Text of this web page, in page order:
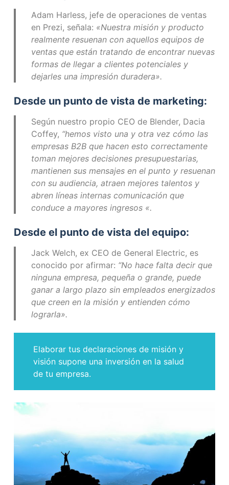
Adam Harless, jefe de operaciones de ventas
en Prezi, señala: «Nuestra misión y producto
realmente resuenan con aquellos equipos de
ventas que están tratando de encontrar nuevas
formas de llegar a clientes potenciales y
dejarles una impresión duradera».
Desde un punto de vista de marketing:
Según nuestro propio CEO de Blender, Dacia
Coffey, “hemos visto una y otra vez cómo las
empresas B2B que hacen esto correctamente
toman mejores decisiones presupuestarias,
mantienen sus mensajes en el punto y resuenan
con su audiencia, atraen mejores talentos y
abren líneas internas comunicación que
conduce a mayores ingresos «.
Desde el punto de vista del equipo:
Jack Welch, ex CEO de General Electric, es
conocido por afirmar: “No hace falta decir que
ninguna empresa, pequeña o grande, puede
ganar a largo plazo sin empleados energizados
que creen en la misión y entienden cómo
lograrla».
Elaborar tus declaraciones de misión y
visión supone una inversión en la salud
de tu empresa.